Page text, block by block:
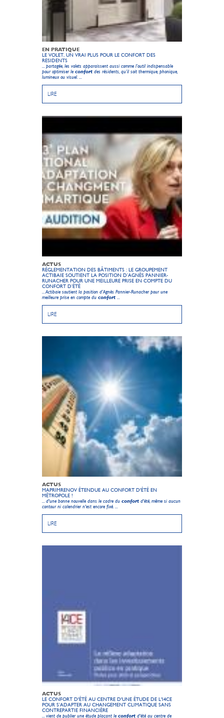
EN PRATIQUE
LE VOLET, UN VRAI PLUS POUR LE CONFORT DES
RESIDENTS
... partagée, les volets apparaissent aussi comme l’outil indispensable
pour optimiser le confort des résidents, qu’il soit thermique, phonique,
lumineux ou visuel. ...
LIRE
ACTUS
RÉGLEMENTATION DES BÂTIMENTS : LE GROUPEMENT
ACTIBAIE SOUTIENT LA POSITION D’AGNÈS PANNIER-
RUNACHER POUR UNE MEILLEURE PRISE EN COMPTE DU
CONFORT D’ÉTÉ
... Actibaie soutient la position d’Agnès Pannier-Runacher pour une
meilleure prise en compte du confort ...
LIRE
ACTUS
MAPRIMRENOV ÉTENDUE AU CONFORT D'ÉTÉ EN
MÉTROPOLE !
... d'une bonne nouvelle dans le cadre du confort d'été, même si aucun
contour ni calendrier n'est encore fixé. ...
LIRE
ACTUS
LE CONFORT D'ÉTÉ AU CENTRE D'UNE ÉTUDE DE L'I4CE
POUR S’ADAPTER AU CHANGEMENT CLIMATIQUE SANS
CONTREPARTIE FINANCIÈRE
... vient de publier une étude plaçant le confort d'été au centre de